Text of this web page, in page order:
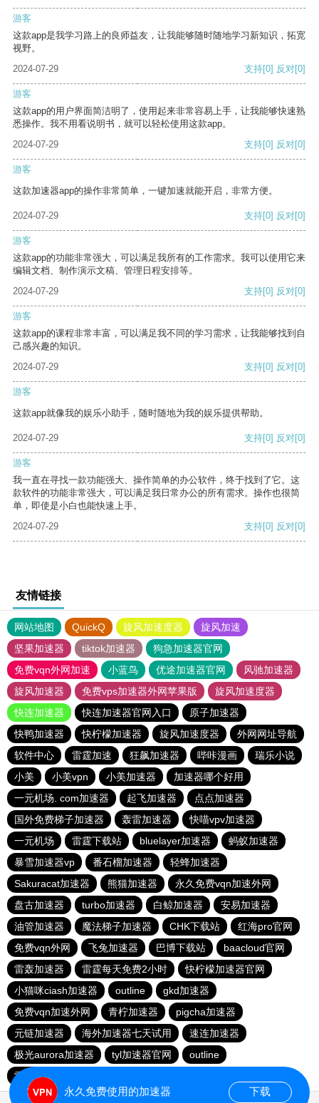
游客
这款app是我学习路上的良师益友，让我能够随时随地学习新知识，拓宽
视野。
2024-07-29
支持[0] 反对[0]
游客
这款app的用户界面简洁明了，使用起来非常容易上手，让我能够快速熟
悉操作。我不用看说明书，就可以轻松使用这款app。
2024-07-29
支持[0] 反对[0]
游客
这款加速器app的操作非常简单，一键加速就能开启，非常方便。
2024-07-29 支持[0] 反对[0]
游客
这款app的功能非常强大，可以满足我所有的工作需求。我可以使用它来
编辑文档、制作演示文稿、管理日程安排等。
2024-07-29
支持[0] 反对[0]
游客
这款app的课程非常丰富，可以满足我不同的学习需求，让我能够找到自
己感兴趣的知识。
2024-07-29
支持[0] 反对[0]
游客
这款app就像我的娱乐小助手，随时随地为我的娱乐提供帮助。
2024-07-29 支持[0] 反对[0]
游客
我一直在寻找一款功能强大、操作简单的办公软件，终于找到了它。这
款软件的功能非常强大，可以满足我日常办公的所有需求。操作也很简
单，即使是小白也能快速上手。
2024-07-29
支持[0] 反对[0]
友情链接
网站地图 QuickQ 旋风加速度器
旋风加速
坚果加速器
tiktok加速器
狗急加速器官网
免费vqn外网加速
小蓝鸟 优途加速器官网
风驰加速器
旋风加速器
免费vps加速器外网苹果版
旋风加速度器
快连加速器
快连加速器官网入口
原子加速器
快鸭加速器
快柠檬加速器 旋风加速度器
外网网址导航
软件中心
雷霆加速 狂飙加速器 哔咔漫画
瑞乐小说
小美
小美vpn 小美加速器
加速器哪个好用
一元机场. com加速器
起飞加速器
点点加速器
国外免费梯子加速器
轰雷加速器
快喵vpv加速器
一元机场
雷霆下载站 bluelayer加速器
蚂蚁加速器
暴雪加速器vp
番石榴加速器
轻蜂加速器
Sakuracat加速器
熊猫加速器
永久免费vqn加速外网
盘古加速器
turbo加速器 白鲸加速器
安易加速器
油管加速器
魔法梯子加速器 CHK下载站
红海pro官网
免费vqn外网
飞兔加速器 巴博下载站
baacloud官网
雷轰加速器
雷霆每天免费2小时
快柠檬加速器官网
小猫咪ciash加速器
outline
gkd加速器
免费vqn加速外网
青柠加速器
pigcha加速器
元链加速器
海外加速器七天试用
速连加速器
极光aurora加速器
tyl加速器官网
outline
雷霆加速免费永久
永久免费使用的加速器 下载